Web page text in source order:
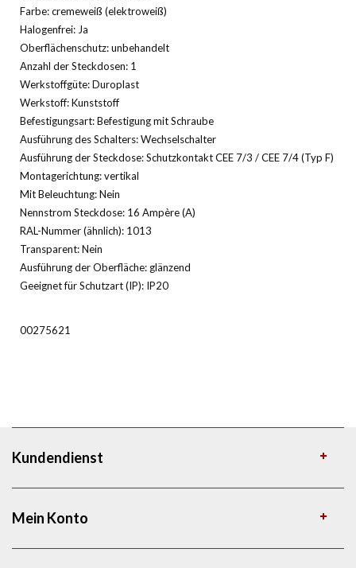
Farbe: cremeweiß (elektroweiß)
Halogenfrei: Ja
Oberflächenschutz: unbehandelt
Anzahl der Steckdosen: 1
Werkstoffgüte: Duroplast
Werkstoff: Kunststoff
Befestigungsart: Befestigung mit Schraube
Ausführung des Schalters: Wechselschalter
Ausführung der Steckdose: Schutzkontakt CEE 7/3 / CEE 7/4 (Typ F)
Montagerichtung: vertikal
Mit Beleuchtung: Nein
Nennstrom Steckdose: 16 Ampère (A)
RAL-Nummer (ähnlich): 1013
Transparent: Nein
Ausführung der Oberfläche: glänzend
Geeignet für Schutzart (IP): IP20
00275621
Kundendienst
Mein Konto